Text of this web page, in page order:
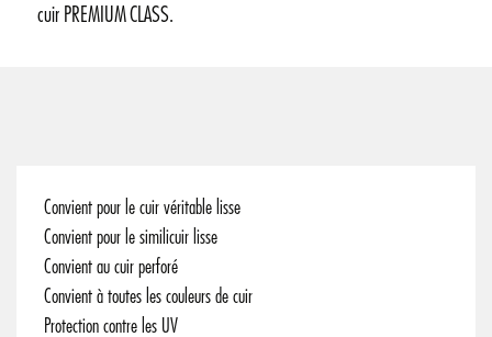
cuir PREMIUM CLASS.
Convient pour le cuir véritable lisse
Convient pour le similicuir lisse
Convient au cuir perforé
Convient à toutes les couleurs de cuir
Protection contre les UV